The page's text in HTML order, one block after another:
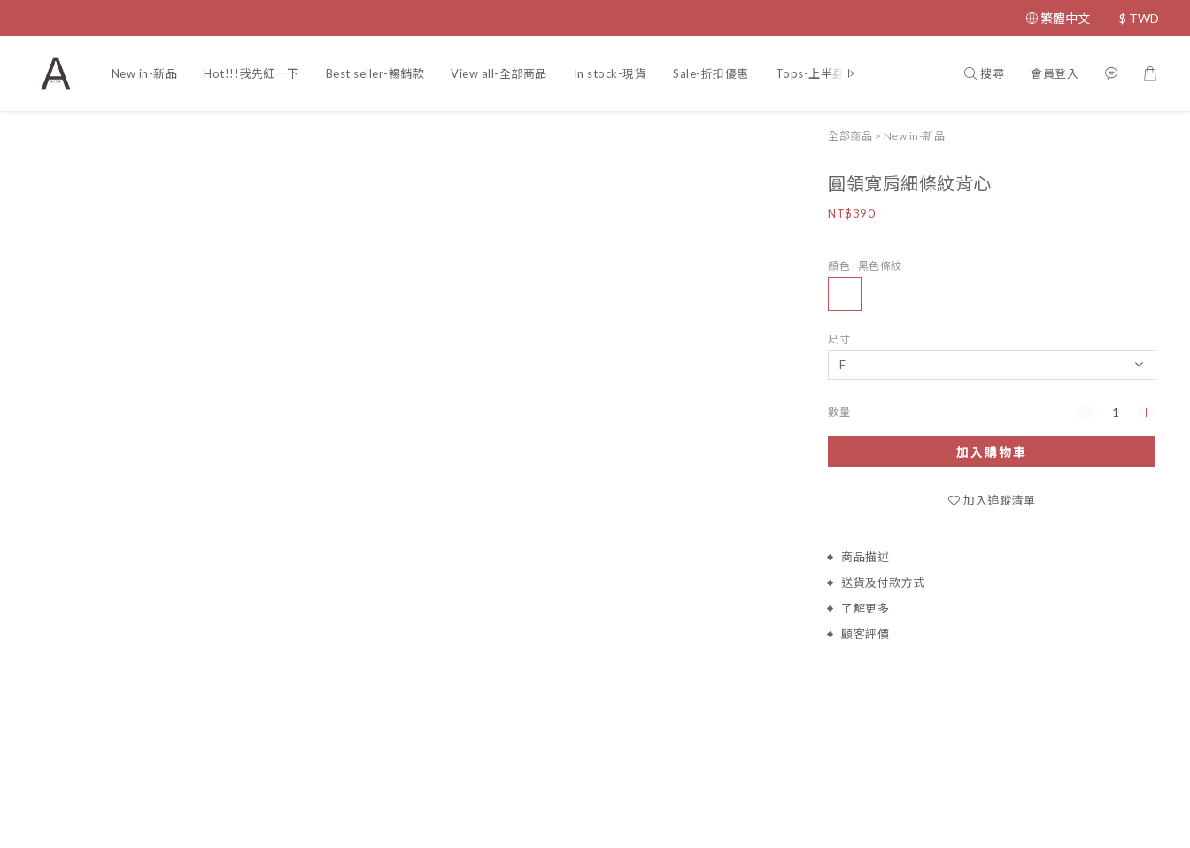
繁體中文 $ TWD
New in-新品 Hot!!!我先紅一下 Best seller-暢銷款 View all-全部商品 In stock-現貨 Sale-折扣優惠 Tops-上半身 Coat-外套 Dress-洋裝
搜尋 會員登入
全部商品 > New in-新品
圓領寬肩細條紋背心
NT$390
顏色 : 黑色條紋
尺寸
數量
加入購物車
加入追蹤清單
商品描述
送貨及付款方式
了解更多
顧客評價